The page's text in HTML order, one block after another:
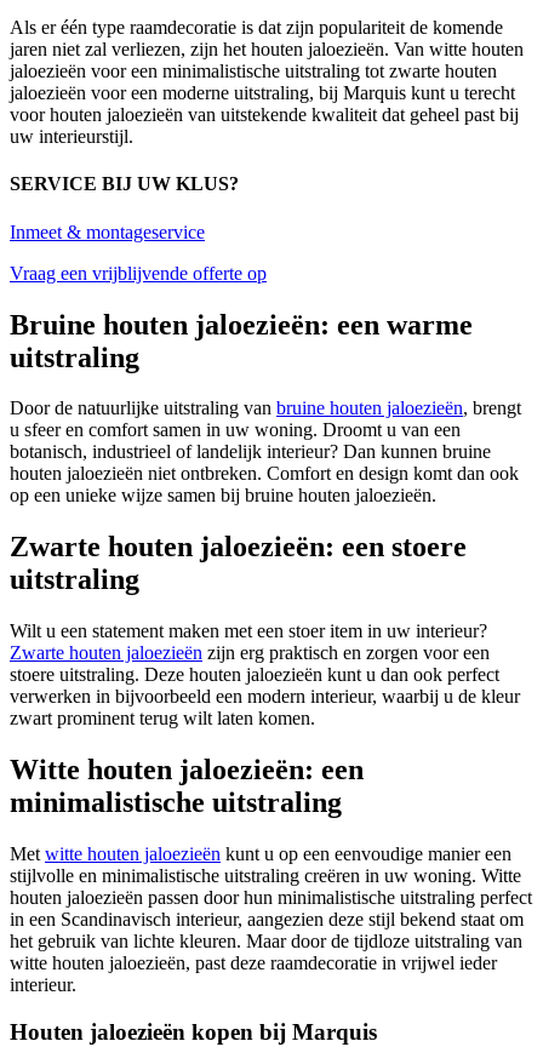
Als er één type raamdecoratie is dat zijn populariteit de komende
jaren niet zal verliezen, zijn het houten jaloezieën. Van witte houten
jaloezieën voor een minimalistische uitstraling tot zwarte houten
jaloezieën voor een moderne uitstraling, bij Marquis kunt u terecht
voor houten jaloezieën van uitstekende kwaliteit dat geheel past bij
uw interieurstijl.
SERVICE BIJ UW KLUS?
Inmeet & montageservice
Vraag een vrijblijvende offerte op
Bruine houten jaloezieën: een warme
uitstraling
Door de natuurlijke uitstraling van bruine houten jaloezieën, brengt
u sfeer en comfort samen in uw woning. Droomt u van een
botanisch, industrieel of landelijk interieur? Dan kunnen bruine
houten jaloezieën niet ontbreken. Comfort en design komt dan ook
op een unieke wijze samen bij bruine houten jaloezieën.
Zwarte houten jaloezieën: een stoere
uitstraling
Wilt u een statement maken met een stoer item in uw interieur?
Zwarte houten jaloezieën zijn erg praktisch en zorgen voor een
stoere uitstraling. Deze houten jaloezieën kunt u dan ook perfect
verwerken in bijvoorbeeld een modern interieur, waarbij u de kleur
zwart prominent terug wilt laten komen.
Witte houten jaloezieën: een
minimalistische uitstraling
Met witte houten jaloezieën kunt u op een eenvoudige manier een
stijlvolle en minimalistische uitstraling creëren in uw woning. Witte
houten jaloezieën passen door hun minimalistische uitstraling perfect
in een Scandinavisch interieur, aangezien deze stijl bekend staat om
het gebruik van lichte kleuren. Maar door de tijdloze uitstraling van
witte houten jaloezieën, past deze raamdecoratie in vrijwel ieder
interieur.
Houten jaloezieën kopen bij Marquis